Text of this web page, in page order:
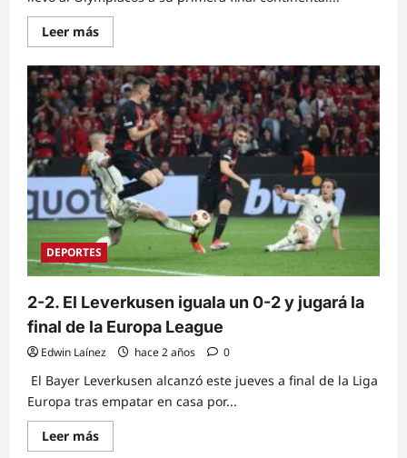
Leer másRead
more
2-
0.
Mendilibar
gana
la
partida
a
Emery
y
lleva
al
Olympiacos
a
su
primera
final
europea
DEPORTES
2-2. El Leverkusen iguala un 0-2 y jugará la
final de la Europa League
Edwin Laínez hace 2 años 0
El Bayer Leverkusen alcanzó este jueves a final de la Liga
Europa tras empatar en casa por...
Leer másRead
more